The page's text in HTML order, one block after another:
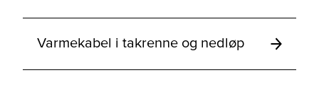
Varmekabel i takrenne og nedløp